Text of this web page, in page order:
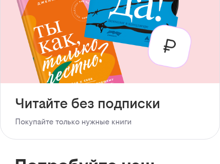
Читайте без подписки
Покупайте только нужные книги